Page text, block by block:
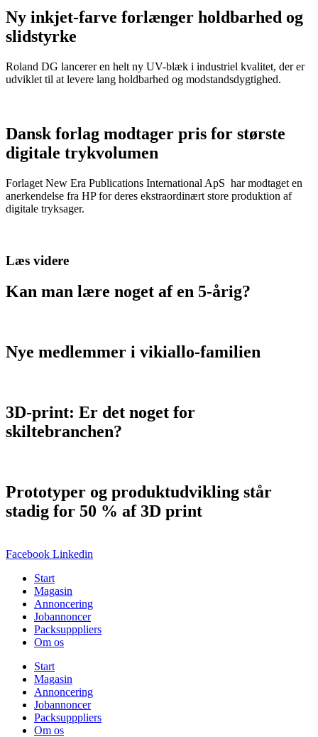
Ny inkjet-farve forlænger holdbarhed og
slidstyrke
Roland DG lancerer en helt ny UV-blæk i industriel kvalitet, der er
udviklet til at levere lang holdbarhed og modstandsdygtighed.
Dansk forlag modtager pris for største
digitale trykvolumen
Forlaget New Era Publications International ApS har modtaget en
anerkendelse fra HP for deres ekstraordinært store produktion af
digitale tryksager.
Læs videre
Kan man lære noget af en 5-årig?
Nye medlemmer i vikiallo-familien
3D-print: Er det noget for
skiltebranchen?
Prototyper og produktudvikling står
stadig for 50 % af 3D print
Facebook Linkedin
Start
Magasin
Annoncering
Jobannoncer
Packsupppliers
Om os
Start
Magasin
Annoncering
Jobannoncer
Packsupppliers
Om os